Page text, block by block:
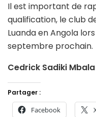
Il est important de
qualification, le club
Luanda en Angola
septembre prochain.
Cedrick Sadiki Mbala
Partager :
Facebook